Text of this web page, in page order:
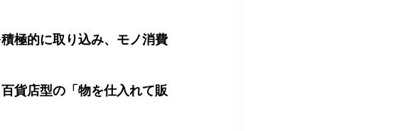
極的に取り込み、モノ消費
貨店型の「物を仕入れて販